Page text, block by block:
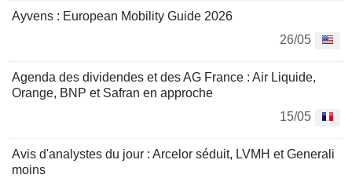
Ayvens : European Mobility Guide 2026
26/05
Agenda des dividendes et des AG France : Air Liquide,
Orange, BNP et Safran en approche
15/05
Avis d'analystes du jour : Arcelor séduit, LVMH et Generali
moins